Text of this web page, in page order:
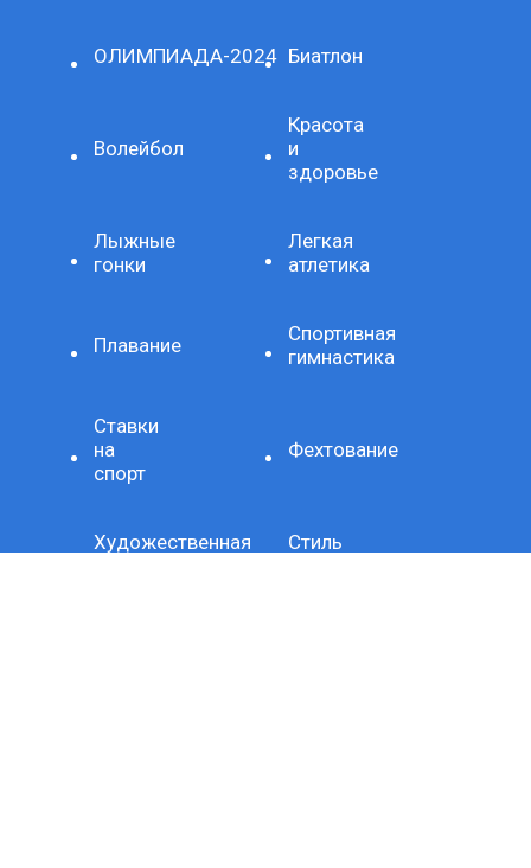
ОЛИМПИАДА-2024 Биатлон
Волейбол
Красота
и
здоровье
Лыжные
гонки
Легкая
атлетика
Плавание
Спортивная
гимнастика
Ставки
на
спорт
Фехтование
Художественная
Стиль